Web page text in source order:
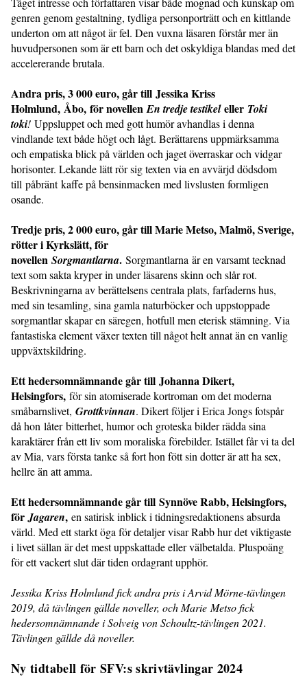
genren genom gestaltning, tydliga personporträtt och en kittlande
underton om att något är fel. Den vuxna läsaren förstår mer än
huvudpersonen som är ett barn och det oskyldiga blandas med det
accelererande brutala.
Andra pris, 3 000 euro, går till Jessika Kriss
Holmlund, Åbo, för novellen En tredje testikeleller Toki
toki! Uppsluppet och med gott humör avhandlas i denna
vindlande text både högt och lågt. Berättarens uppmärksamma
och empatiska blick på världen och jaget överraskar och vidgar
horisonter. Lekande lätt rör sig texten via en avvärjd dödsdom
till påbränt kaffe på bensinmacken med livslusten formligen
osande.
Tredje pris, 2 000 euro, går till Marie Metso, Malmö, Sverige,
rötter i Kyrkslätt, för
novellen Sorgmantlarna. Sorgmantlarna är en varsamt tecknad
text som sakta kryper in under läsarens skinn och slår rot.
Beskrivningarna av berättelsens centrala plats, farfaderns hus,
med sin tesamling, sina gamla naturböcker och uppstoppade
sorgmantlar skapar en säregen, hotfull men eterisk stämning. Via
fantastiska element växer texten till något helt annat än en vanlig
uppväxtskildring.
Ett hedersomnämnande går till Johanna Dikert,
Helsingfors, för sin atomiserade kortroman om det moderna
småbarnslivet, Grottkvinnan. Dikert följer i Erica Jongs fotspår
då hon låter bitterhet, humor och groteska bilder rädda sina
karaktärer från ett liv som moraliska förebilder. Istället får vi ta del
av Mia, vars första tanke så fort hon fött sin dotter är att ha sex,
hellre än att amma.
Ett hedersomnämnande går till Synnöve Rabb, Helsingfors,
för Jagaren, en satirisk inblick i tidningsredaktionens absurda
värld. Med ett starkt öga för detaljer visar Rabb hur det viktigaste
i livet sällan är det mest uppskattade eller välbetalda. Pluspoäng
för ett vackert slut där tiden ordagrant upphör.
Jessika Kriss Holmlund fick andra pris i Arvid Mörne-tävlingen
2019, då tävlingen gällde noveller, och Marie Metso fick
hedersomnämnande i Solveig von Schoultz-tävlingen 2021.
Tävlingen gällde då noveller.
Ny tidtabell för SFV:s skrivtävlingar 2024